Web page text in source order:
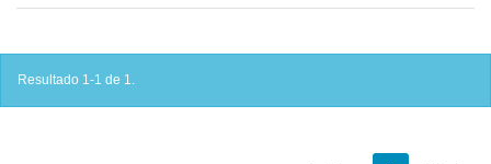
Resultado 1-1 de 1.